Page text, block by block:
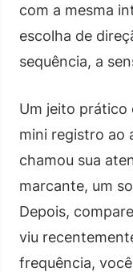
com a mesma
escolha de
sequência, a
Um jeito prático
mini registro ao
chamou sua
marcante, um
Depois,
viu
frequência,